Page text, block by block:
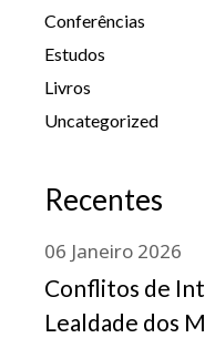
Conferências
Estudos
Livros
Uncategorized
Recentes
06 Janeiro 2026
Conflitos de
Lealdade dos